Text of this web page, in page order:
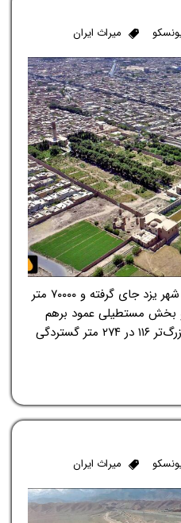
میراث ایران
باغ دولت‌آباد در منطقه‌ی چهارمنار شهر یزد جای گرفته و ۷۰۰۰۰ متر
بخش مستطیلی عمود برهم
بخش‌بندی شده است. مستطیل بزرگ‌تر ۱۱۶ در ۲۷۴ متر گستردگی
میراث ایران